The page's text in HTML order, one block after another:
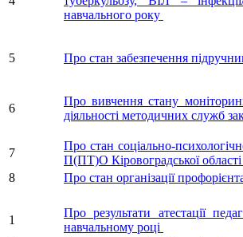
навчального року
5 Про стан забезпечення
6
Про вивчення стану
діяльності методичних служб
7
Про стан соціально-
П(ПТ)О Кіровоградської
8
Про стан організації
1
Про результати атестації
навчальному році